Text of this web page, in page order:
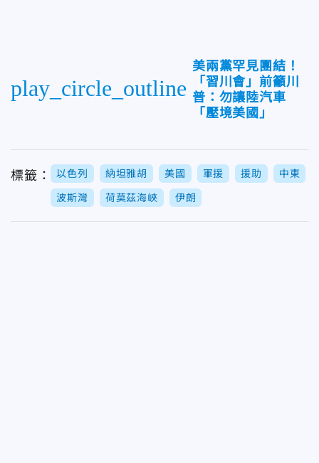
play_circle_outline
美兩黨罕見團結！
「習川會」前籲川
普：勿讓陸汽車
「壓境美國」
標籤： 以色列 納坦雅胡 美國 軍援 援助 中東
波斯灣 荷莫茲海峽 伊朗